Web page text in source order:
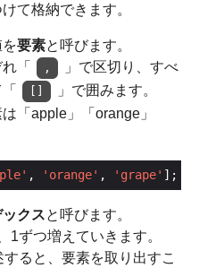
て格納できます。
要素と呼びます。
「
,
」で区切り、すべ
[]
」で囲みます。
「apple」「orange」
, 'orange' , 'grape' ];
クスと呼びます。
1ずつ増えていきます。
すると、要素を取り出すこ